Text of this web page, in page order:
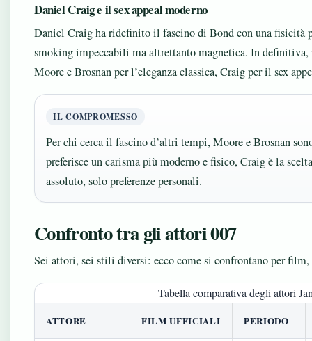
Daniel Craig e il sex appeal moderno
Daniel Craig ha ridefinito il fascino di Bond con una fisicità
smoking impeccabili ma altrettanto magnetica. In
Moore e Brosnan per l’eleganza classica, Craig per il sex
IL COMPROMESSO
Per chi cerca il fascino d’altri tempi, Moore e Brosnan
preferisce un carisma più moderno e fisico, Craig è la
assoluto, solo preferenze personali.
Confronto tra gli attori 007
Sei attori, sei stili diversi: ecco come si confrontano per film,
Tabella comparativa degli attori
ATTORE FILM UFFICIALI PERIODO